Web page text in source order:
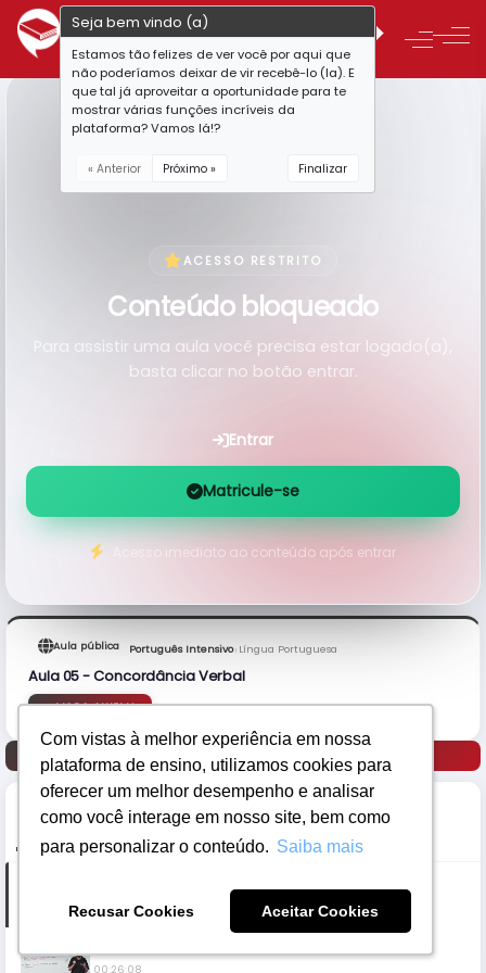
Com vistas à melhor experiência em nossa
plataforma de ensino, utilizamos cookies para
oferecer um melhor desempenho e analisar
como você interage em nosso site, bem como
para personalizar o conteúdo. Saiba mais
Recusar Cookies Aceitar Cookies
Com vistas à melhor experiência em nossa
plataforma de ensino, utilizamos cookies para
oferecer um melhor desempenho e analisar
como você interage em nosso site, bem como
para personalizar o conteúdo. Saiba mais
Recusar Cookies Aceitar Cookies
ACESSO RESTRITO
Conteúdo bloqueado
Para assistir uma aula você precisa estar logado(a),
basta clicar no botão entrar.
Entrar
Matricule-se
Acesso imediato ao conteúdo após entrar
Aula pública Português Intensivo› Língua Portuguesa
Aula 05 - Concordância Verbal
MODO CINEMA
Anterior Próximo
PARTES ANOTAÇÕES
00:33:07
Parte 2
00:26:08
Seja bem vindo (a)
Estamos tão felizes de ver você por aqui que
não poderíamos deixar de vir recebê-lo (la). E
que tal já aproveitar a oportunidade para te
mostrar várias funções incríveis da
plataforma? Vamos lá!?
« Anterior Próximo » Finalizar